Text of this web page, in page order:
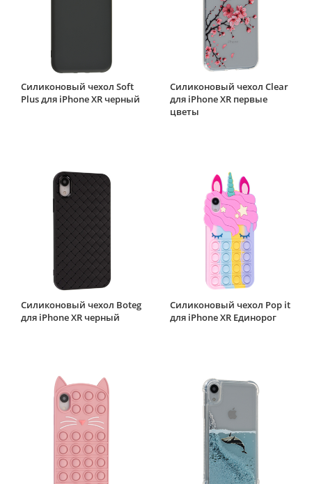
Силиконовый чехол Soft
Plus для iPhone XR черный
Силиконовый чехол Clear
для iPhone XR первые
цветы
Силиконовый чехол Boteg
для iPhone XR черный
Силиконовый чехол Pop it
для iPhone XR Единорог